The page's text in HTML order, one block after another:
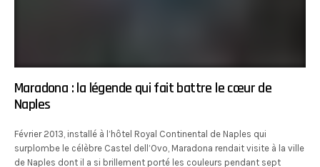
Maradona : la légende qui fait battre le cœur de
Naples
Février 2013, installé à l’hôtel Royal Continental de Naples qui
surplombe le célèbre Castel dell’Ovo, Maradona rendait visite à la ville
de Naples dont il a si brillement porté les couleurs pendant sept